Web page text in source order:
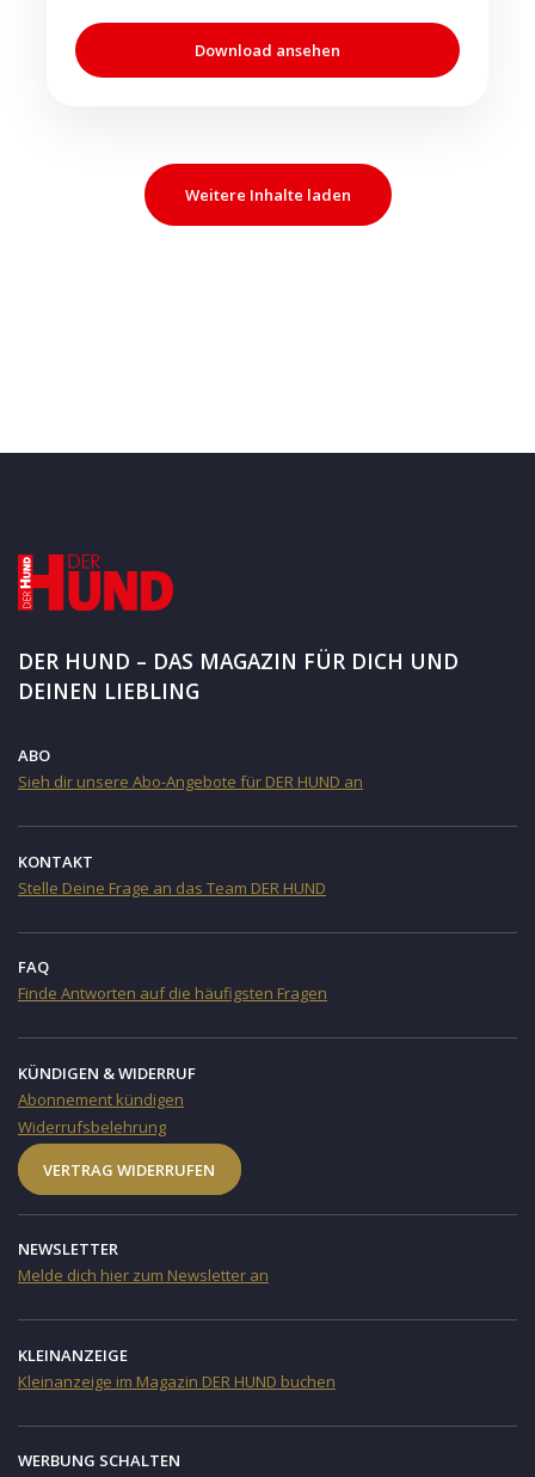
Download ansehen
Weitere Inhalte laden
DER HUND – DAS MAGAZIN FÜR DICH UND
DEINEN LIEBLING
ABO
Sieh dir unsere Abo-Angebote für DER HUND an
KONTAKT
Stelle Deine Frage an das Team DER HUND
FAQ
Finde Antworten auf die häufigsten Fragen
KÜNDIGEN & WIDERRUF
Abonnement kündigen
Widerrufsbelehrung
VERTRAG WIDERRUFEN
NEWSLETTER
Melde dich hier zum Newsletter an
KLEINANZEIGE
Kleinanzeige im Magazin DER HUND buchen
WERBUNG SCHALTEN